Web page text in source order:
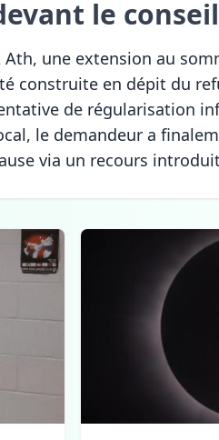
le
Ath, une extension au
construite en dépit du
de régularisation
le demandeur a
via un recours